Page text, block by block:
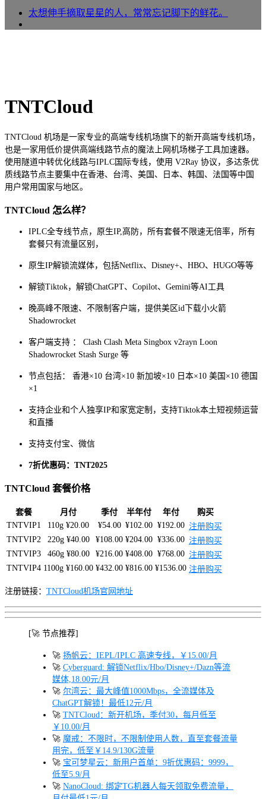
太想伸手摘取星星的人，常常忘记脚下的鲜花。
TNTCloud
TNTCloud 机场是一家专业的高端专线机场旗下的新开高端专线机场，
也是一家用低价提供高端线路节点的魔法上网机场梯子工具加速器。
使用隧道中转优化线路与IPLC国际专线，使用 V2Ray 协议，多达条优
质线路节点主要集中在香港、台湾、美国、日本、韩国、法国等中国
用户常用国家与地区。
TNTCloud 怎么样？
IPLC全专线节点，原生IP,高防，所有套餐不限速无倍率，所有
套餐只有流量区别，
原生IP解锁流媒体，包括Netflix、Disney+、HBO、HUGO等等
解锁Tiktok，解锁ChatGPT、Copilot、Gemini等AI工具
晚高峰不限速、不限制客户端，提供美区id下载小火箭
Shadowrocket
客户端支持 ： Clash Clash Meta Singbox v2rayn Loon
Shadowrocket Stash Surge 等
节点包括： 香港×10 台湾×10 新加坡×10 日本×10 美国×10 德国
×1
支持企业和个人独享IP和家宽定制，支持Tiktok本土短视频运营
和直播
支持支付宝、微信
7折优惠码：TNT2025
TNTCloud 套餐价格
套餐 月付 季付 半年付 年付
购买
TNTVIP1
110g ¥20.00 ¥54.00 ¥102.00 ¥192.00 注册购买
TNTVIP2
220g ¥40.00 ¥108.00 ¥204.00 ¥336.00 注册购买
TNTVIP3
460g ¥80.00 ¥216.00 ¥408.00 ¥768.00 注册购买
TNTVIP4 1100g ¥160.00 ¥432.00 ¥816.00 ¥1536.00 注册购买
注册链接： TNTCloud机场官网地址
[🚀 节点推荐]
🚀 扬帆云：IEPL/IPLC 高速专线，￥15.00/月
🚀 Cyberguard: 解锁Netflix/Hbo/Disney+/Dazn等流
媒体,18.00元/月
🚀 尔湾云：最大峰值1000Mbps，全流媒体及
ChatGPT解锁！最低12元/月
🚀 TNTCloud：新开机场，季付30，每月低至
￥10.00/月
🚀 魔戒：不限时，不限制使用人数，直至套餐流量
用完，低至￥14.9/130G流量
🚀 宝可梦星云：新用户首单：9折优惠码：9999，
低至5.9/月
🚀 NanoCloud: 绑定TG机器人每天领取免费流量，